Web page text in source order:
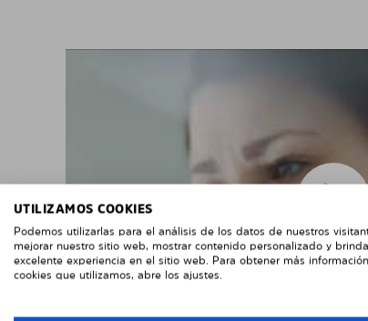
UTILIZAMOS COOKIES
Podemos utilizarlas para el análisis de los datos de nuestros
mejorar nuestro sitio web, mostrar contenido personalizado y
excelente experiencia en el sitio web. Para obtener más
cookies que utilizamos, abre los ajustes.